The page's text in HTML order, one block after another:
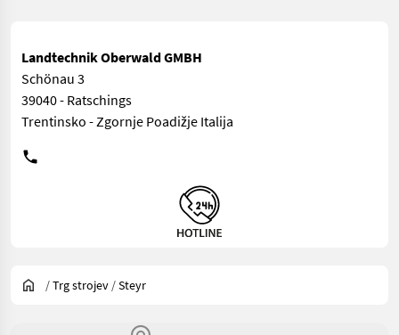
Landtechnik Oberwald GMBH
Schönau 3
39040 - Ratschings
Trentinsko - Zgornje Poadižje Italija
/Trg strojev /Steyr